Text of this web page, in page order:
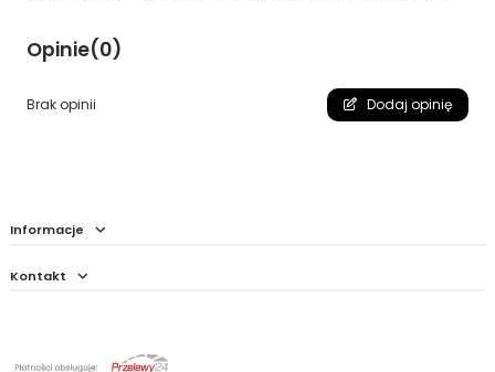
Opinie(0)
Brak opinii Dodaj opinię
Informacje
Kontakt